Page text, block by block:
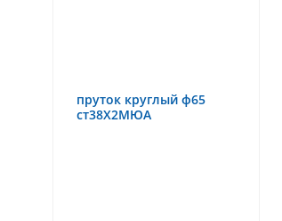
пруток круглый ф65
ст38Х2МЮА